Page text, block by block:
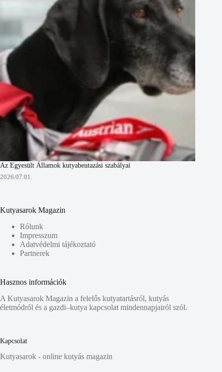
Az Egyesült Államok kutyabeutazási szabályai
2026.07.01.
Kutyasarok Magazin
Rólunk
Impresszum
Adatvédelmi tájékoztató
Partnerek
Hasznos információk
A Kutyasarok Magazin a felelős kutyatartásról, kutyás
életmódról és a gazdi–kutya kapcsolat mindennapjairól szól.
Kapcsolat
Kutyasarok - online kutyás magazin